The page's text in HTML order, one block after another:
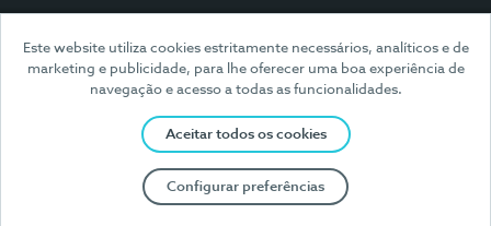
Este website utiliza cookies estritamente necessários, analíticos e de
marketing e publicidade, para lhe oferecer uma boa experiência de
navegação e acesso a todas as funcionalidades.
Aceitar todos os cookies
Configurar preferências